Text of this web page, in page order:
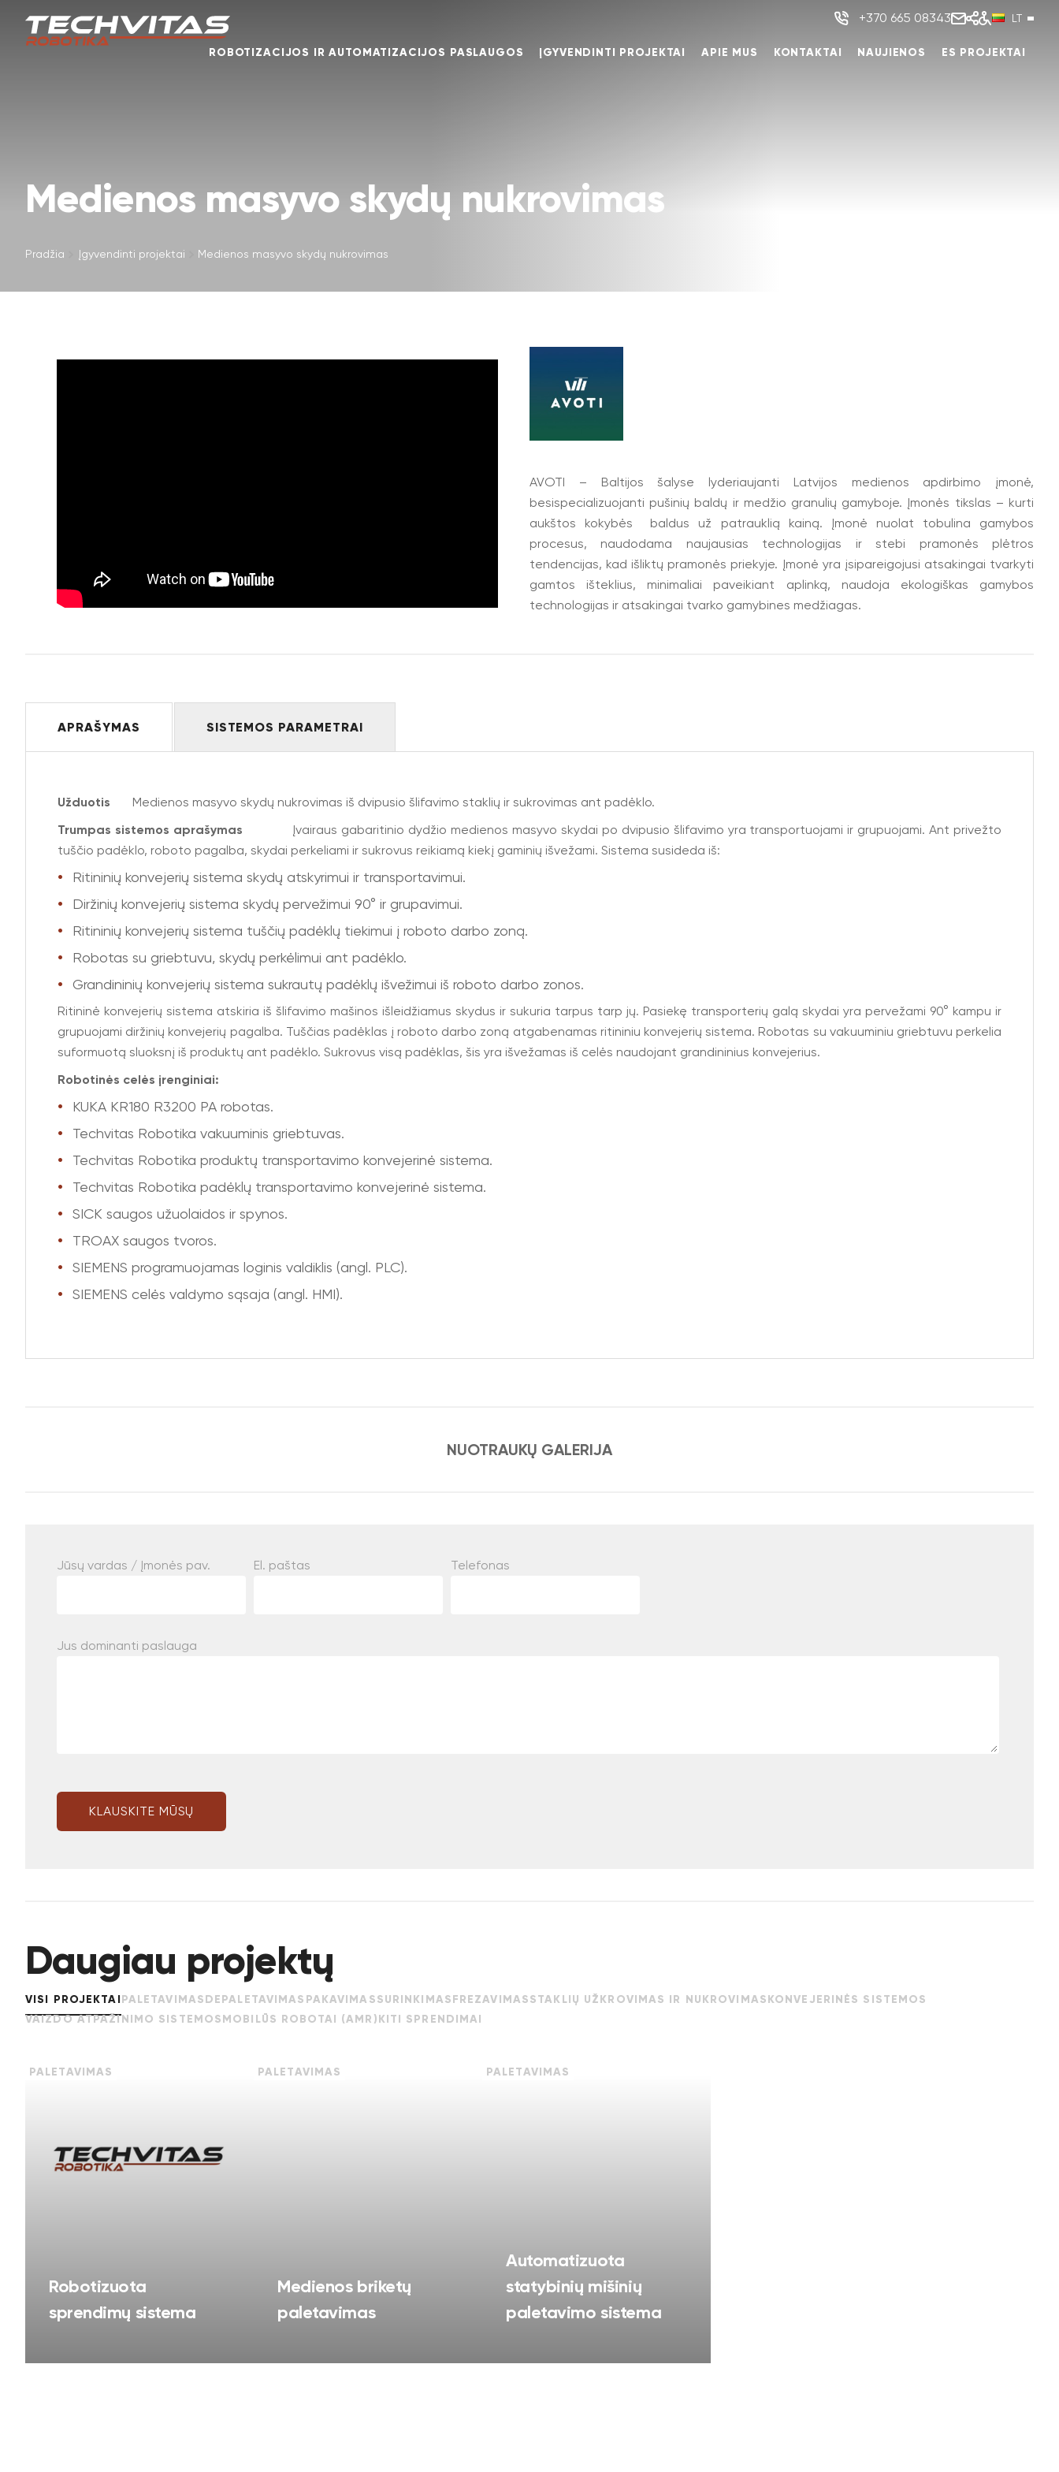
+370 665 08343 LT
ROBOTIZACIJOS IR AUTOMATIZACIJOS PASLAUGOS ĮGYVENDINTI PROJEKTAI APIE MUS KONTAKTAI NAUJIENOS ES PROJEKTAI
Medienos masyvo skydų nukrovimas
Pradžia Įgyvendinti projektai Medienos masyvo skydų nukrovimas
AVOTI – Baltijos šalyse lyderiaujanti Latvijos medienos apdirbimo įmonė,
besispecializuojanti pušinių baldų ir medžio granulių gamyboje. Įmonės tikslas – kurti
aukštos kokybės baldus už patrauklią kainą. Įmonė nuolat tobulina gamybos
procesus, naudodama naujausias technologijas ir stebi pramonės plėtros
tendencijas, kad išliktų pramonės priekyje. Įmonė yra įsipareigojusi atsakingai tvarkyti
gamtos išteklius, minimaliai paveikiant aplinką, naudoja ekologiškas gamybos
technologijas ir atsakingai tvarko gamybines medžiagas.
APRAŠYMAS SISTEMOS PARAMETRAI
Užduotis Medienos masyvo skydų nukrovimas iš dvipusio šlifavimo staklių ir sukrovimas ant padėklo.
Trumpas sistemos aprašymas Įvairaus gabaritinio dydžio medienos masyvo skydai po dvipusio šlifavimo yra transportuojami ir grupuojami. Ant privežto
tuščio padėklo, roboto pagalba, skydai perkeliami ir sukrovus reikiamą kiekį gaminių išvežami. Sistema susideda iš:
Ritininių konvejerių sistema skydų atskyrimui ir transportavimui.
Diržinių konvejerių sistema skydų pervežimui 90° ir grupavimui.
Ritininių konvejerių sistema tuščių padėklų tiekimui į roboto darbo zoną.
Robotas su griebtuvu, skydų perkėlimui ant padėklo.
Grandininių konvejerių sistema sukrautų padėklų išvežimui iš roboto darbo zonos.
Ritininė konvejerių sistema atskiria iš šlifavimo mašinos išleidžiamus skydus ir sukuria tarpus tarp jų. Pasiekę transporterių galą skydai yra pervežami 90° kampu ir
grupuojami diržinių konvejerių pagalba. Tuščias padėklas į roboto darbo zoną atgabenamas ritininiu konvejerių sistema. Robotas su vakuuminiu griebtuvu perkelia
suformuotą sluoksnį iš produktų ant padėklo. Sukrovus visą padėklas, šis yra išvežamas iš celės naudojant grandininius konvejerius.
Robotinės celės įrenginiai:
KUKA KR180 R3200 PA robotas.
Techvitas Robotika vakuuminis griebtuvas.
Techvitas Robotika produktų transportavimo konvejerinė sistema.
Techvitas Robotika padėklų transportavimo konvejerinė sistema.
SICK saugos užuolaidos ir spynos.
TROAX saugos tvoros.
SIEMENS programuojamas loginis valdiklis (angl. PLC).
SIEMENS celės valdymo sąsaja (angl. HMI).
NUOTRAUKŲ GALERIJA
Jūsų vardas / Įmonės pav. El. paštas Telefonas
Jus dominanti paslauga
Daugiau projektų
VISI PROJEKTAIPALETAVIMASDEPALETAVIMAS PAKAVIMASSURINKIMASFREZAVIMASSTAKLIŲ UŽKROVIMAS IR NUKROVIMASKONVEJERINĖS SISTEMOS
VAIZDO ATPAŽINIMO SISTEMOSMOBILŪS ROBOTAI (AMR)KITI SPRENDIMAI
PALETAVIMAS
Robotizuota
sprendimų sistema
PALETAVIMAS
Medienos briketų
paletavimas
PALETAVIMAS
Automatizuota
statybinių mišinių
paletavimo sistema